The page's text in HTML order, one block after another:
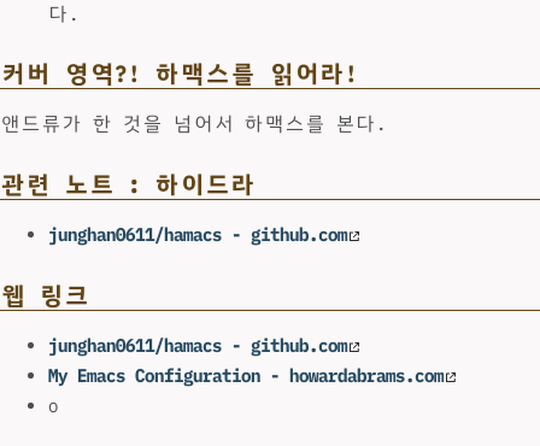
다.
커버 영역?! 하맥스를 읽어라!
앤드류가 한 것을 넘어서 하맥스를 본다.
관련 노트 : 하이드라
junghan0611/hamacs - github.com
웹 링크
junghan0611/hamacs - github.com
My Emacs Configuration - howardabrams.com
o